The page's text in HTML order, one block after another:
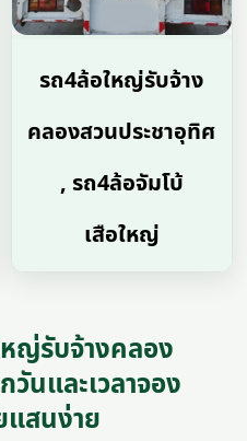
รถ4ล้อใหญ่รับจ้าง
คลองสวนประชาอุทิศ
, รถ4ล้อจัมโบ้
เสือใหญ่
ญ่รับจ้างคลอง
นและเวลาจอง
แสนง่าย